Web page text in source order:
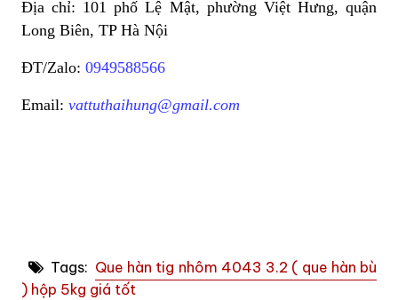
Địa chỉ: 101 phố Lệ Mật, phường Việt Hưng, quận
Long Biên, TP Hà Nội
ĐT/Zalo: 0949588566
Email: vattuthaihung@gmail.com
Tags: Que hàn tig nhôm 4043 3.2 ( que hàn bù
) hộp 5kg giá tốt